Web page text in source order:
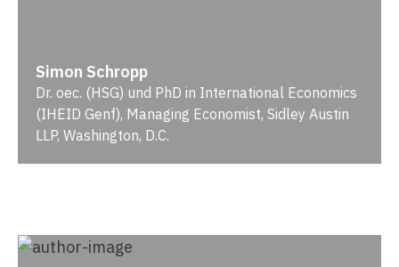
Simon Schropp
Dr. oec. (HSG) und PhD in International Economics
(IHEID Genf), Managing Economist, Sidley Austin
LLP, Washington, D.C.